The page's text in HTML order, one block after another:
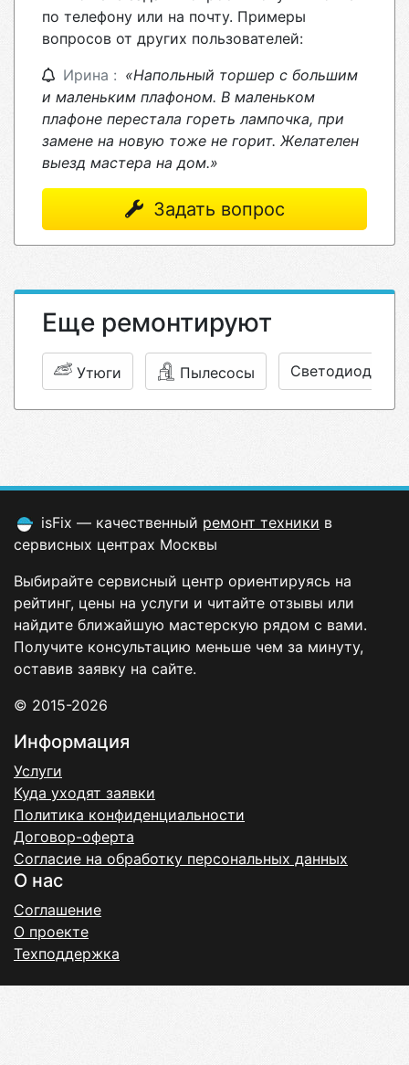
по телефону или на почту. Примеры
вопросов от других пользователей:
Ирина : «Напольный торшер с большим
и маленьким плафоном. В маленьком
плафоне перестала гореть лампочка, при
замене на новую тоже не горит. Желателен
выезд мастера на дом.»
Задать вопрос
Еще ремонтируют
Утюги Пылесосы Светодиодные
isFix — качественный ремонт техники в
сервисных центрах Москвы
Выбирайте сервисный центр ориентируясь на
рейтинг, цены на услуги и читайте отзывы или
найдите ближайшую мастерскую рядом с вами.
Получите консультацию меньше чем за минуту,
оставив заявку на сайте.
© 2015-2026
Информация
Услуги
Куда уходят заявки
Политика конфиденциальности
Договор-оферта
Согласие на обработку персональных данных
О нас
Соглашение
О проекте
Техподдержка